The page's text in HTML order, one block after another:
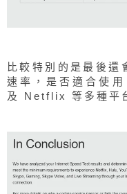
比較特別的是最後還
速率，是否適合使
及 Netflix 等多種平